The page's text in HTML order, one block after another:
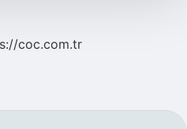
coc.com.tr